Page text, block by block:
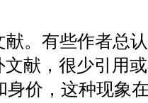
。有些作者总
文献，很少引用
身价，这种现象